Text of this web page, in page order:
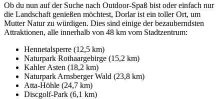
Ob du nun auf der Suche nach Outdoor-Spaß bist oder einfach nur
die Landschaft genießen möchtest, Dorlar ist ein toller Ort, um
Mutter Natur zu würdigen. Dies sind einige der bezauberndsten
Attraktionen, alle innerhalb von 48 km vom Stadtzentrum:
Hennetalsperre (12,5 km)
Naturpark Rothaargebirge (15,2 km)
Kahler Asten (18,2 km)
Naturpark Arnsberger Wald (23,8 km)
Atta-Höhle (24,7 km)
Discgolf-Park (6,1 km)